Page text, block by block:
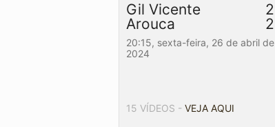
Gil Vicente
2
Arouca
2
20:15, sexta-feira, 26 de abril de
2024
15 VÍDEOS - VEJA AQUI